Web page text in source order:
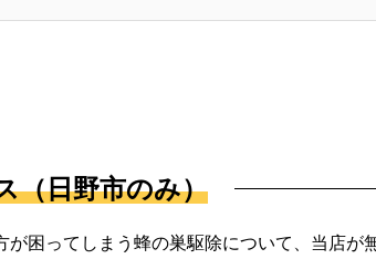
（日野市のみ）
困ってしまう蜂の巣駆除について、当店が